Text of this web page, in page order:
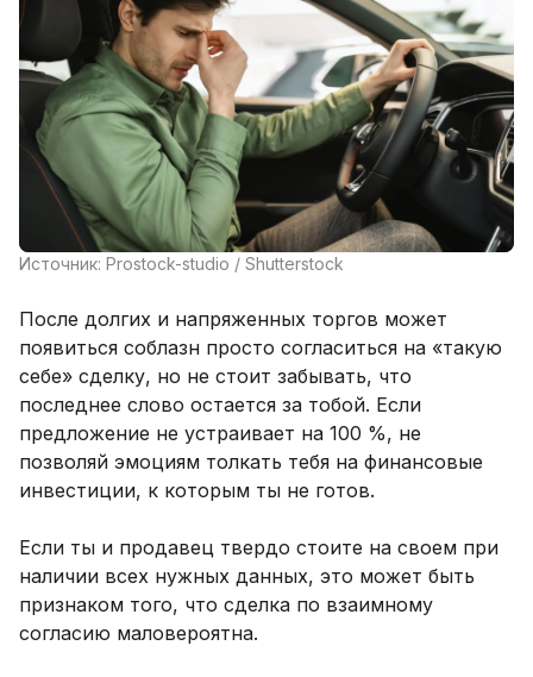
Источник: Prostock-studio / Shutterstock
После долгих и напряженных торгов может
появиться соблазн просто согласиться на «такую
себе» сделку, но не стоит забывать, что
последнее слово остается за тобой. Если
предложение не устраивает на 100 %, не
позволяй эмоциям толкать тебя на финансовые
инвестиции, к которым ты не готов.
Если ты и продавец твердо стоите на своем при
наличии всех нужных данных, это может быть
признаком того, что сделка по взаимному
согласию маловероятна.